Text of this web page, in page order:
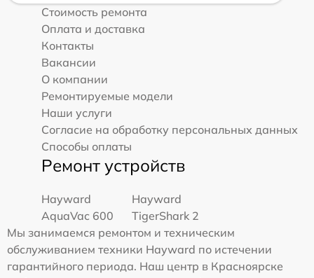
Стоимость ремонта
Оплата и доставка
Контакты
Вакансии
О компании
Ремонтируемые модели
Наши услуги
Согласие на обработку персональных данных
Способы оплаты
Ремонт устройств
Hayward
AquaVac 600
Hayward
TigerShark 2
Мы занимаемся ремонтом и техническим
обслуживанием техники Hayward по истечении
гарантийного периода. Наш центр в Красноярске